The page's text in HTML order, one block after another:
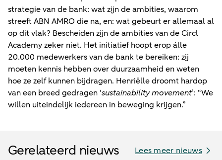
strategie van de bank: wat zijn de ambities, waarom
streeft ABN AMRO die na, en: wat gebeurt er allemaal al
op dit vlak? Bescheiden zijn de ambities van de Circl
Academy zeker niet. Het initiatief hoopt erop álle
20.000 medewerkers van de bank te bereiken: zij
moeten kennis hebben over duurzaamheid en weten
hoe ze zelf kunnen bijdragen. Henriëlle droomt hardop
van een breed gedragen ‘sustainability movement’: “We
willen uiteindelijk iedereen in beweging krijgen.”
Gerelateerd nieuws Lees meer nieuws